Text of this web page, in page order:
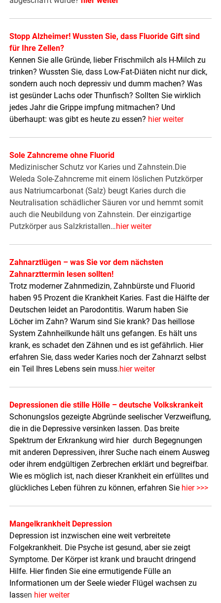
Stopp Alzheimer! Wussten Sie, dass Fluoride Gift sind
für Ihre Zellen?
Kennen Sie alle Gründe, lieber Frischmilch als H-Milch zu
trinken? Wussten Sie, dass Low-Fat-Diäten nicht nur dick,
sondern auch noch depressiv und dumm machen? Was
ist gesünder Lachs oder Thunfisch? Sollten Sie wirklich
jedes Jahr die Grippe impfung mitmachen? Und
überhaupt: was gibt es heute zu essen? hier weiter
Sole Zahncreme ohne Fluorid
Medizinischer Schutz vor Karies und Zahnstein.Die
Weleda Sole-Zahncreme mit einem löslichen Putzkörper
aus Natriumcarbonat (Salz) beugt Karies durch die
Neutralisation schädlicher Säuren vor und hemmt somit
auch die Neubildung von Zahnstein. Der einzigartige
Putzkörper aus Salzkristallen…hier weiter
Zahnarztlügen – was Sie vor dem nächsten
Zahnarzttermin lesen sollten!
Trotz moderner Zahnmedizin, Zahnbürste und Fluorid
haben 95 Prozent die Krankheit Karies. Fast die Hälfte der
Deutschen leidet an Parodontitis. Warum haben Sie
Löcher im Zahn? Warum sind Sie krank? Das heillose
System Zahnheilkunde hält uns gefangen. Es hält uns
krank, es schadet den Zähnen und es ist gefährlich. Hier
erfahren Sie, dass weder Karies noch der Zahnarzt selbst
ein Teil Ihres Lebens sein muss.hier weiter
Depressionen die stille Hölle – deutsche Volkskrankeit
Schonungslos gezeigte Abgründe seelischer Verzweiflung,
die in die Depressive versinken lassen. Das breite
Spektrum der Erkrankung wird hier durch Begegnungen
mit anderen Depressiven, ihrer Suche nach einem Ausweg
oder ihrem endgültigen Zerbrechen erklärt und begreifbar.
Wie es möglich ist, nach dieser Krankheit ein erfülltes und
glückliches Leben führen zu können, erfahren Sie hier >>>
Mangelkrankheit Depression
Depression ist inzwischen eine weit verbreitete
Folgekrankheit. Die Psyche ist gesund, aber sie zeigt
Symptome. Der Körper ist krank und braucht dringend
Hilfe. Hier finden Sie eine ermutigende Fülle an
Informationen um der Seele wieder Flügel wachsen zu
lassen hier weiter